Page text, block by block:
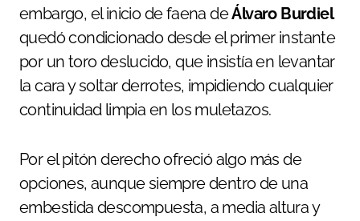
embargo, el inicio de faena deÁlvaro Burdiel
quedó condicionado desde el primer instante
por un toro deslucido, que insistía en levantar
la cara y soltar derrotes, impidiendo cualquier
continuidad limpia en los muletazos.
Por el pitón derecho ofreció algo más de
opciones, aunque siempre dentro de una
embestida descompuesta, a media altura y